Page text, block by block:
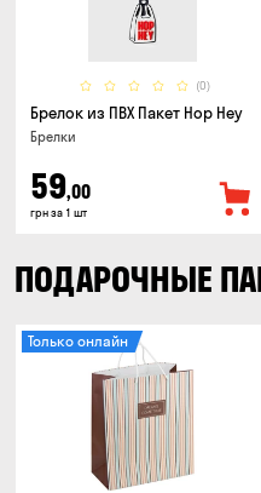
(0)
Брелок из ПВХ Пакет Hop Hey
Брелки
59,00
грн за 1 шт
ПОДАРОЧНЫЕ
Только онлайн